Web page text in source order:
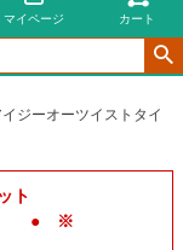
マイページ カート
ジーオーツイストタイ
ト
せ ● ※